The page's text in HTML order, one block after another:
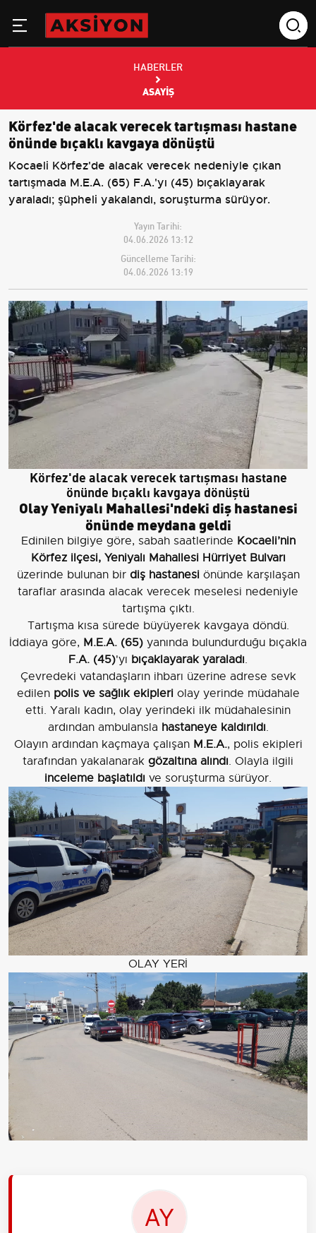
HABERLER
ASAYIŞ
Körfez'de alacak verecek tartışması hastane
önünde bıçaklı kavgaya dönüştü
Kocaeli Körfez'de alacak verecek nedeniyle çıkan
tartışmada M.E.A. (65) F.A.'yı (45) bıçaklayarak
yaraladı; şüpheli yakalandı, soruşturma sürüyor.
Yayın Tarihi:
04.06.2026 13:12
Güncelleme Tarihi:
04.06.2026 13:19
Körfez'de alacak verecek tartışması hastane
önünde bıçaklı kavgaya dönüştü
Olay Yeniyalı Mahallesi'ndeki diş hastanesi
önünde meydana geldi
Edinilen bilgiye göre, sabah saatlerinde Kocaeli’nin
Körfez ilçesi, Yeniyalı Mahallesi Hürriyet Bulvarı
üzerinde bulunan bir diş hastanesiönünde karşılaşan
taraflar arasında alacak verecek meselesi nedeniyle
tartışma çıktı.
Tartışma kısa sürede büyüyerek kavgaya döndü.
İddiaya göre, M.E.A. (65) yanında bulundurduğu bıçakla
F.A. (45)'yı bıçaklayarak yaraladı.
Çevredeki vatandaşların ihbarı üzerine adrese sevk
edilen polis ve sağlık ekipleriolay yerinde müdahale
etti. Yaralı kadın, olay yerindeki ilk müdahalesinin
ardından ambulansla hastaneye kaldırıldı.
Olayın ardından kaçmaya çalışan M.E.A., polis ekipleri
tarafından yakalanarak gözaltına alındı. Olayla ilgili
inceleme başlatıldı ve soruşturma sürüyor.
OLAY YERİ